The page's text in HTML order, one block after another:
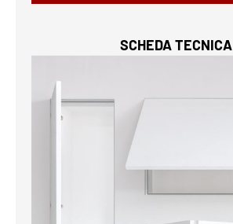
SCHEDA TECNICA